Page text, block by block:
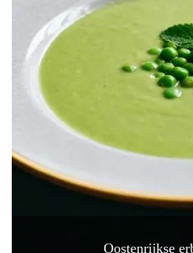
Oostenrijkse